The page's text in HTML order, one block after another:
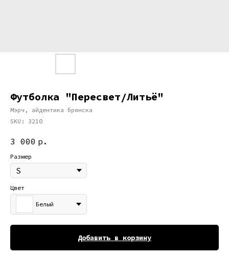
Футболка "Пересвет/Литьё"
Мэрч, айдентика брянска
SKU: 3210
3 000 р.
Размер
Цвет
Белый
Добавить в корзину